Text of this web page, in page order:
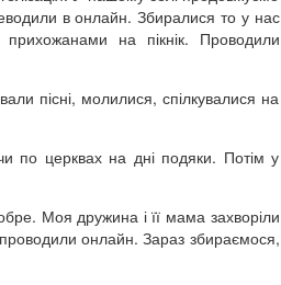
в онлайн. Збиралися то у нас
на пікнік. Проводили
пісні, молилися, спілкувалися на
по церквах на дні подяки. Потім у
Моя дружина і її мама захворіли
онлайн. Зараз збираємося,